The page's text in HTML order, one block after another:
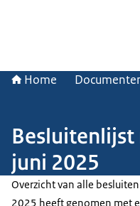
Home
juni 2025
Overzicht van alle
2025 heeft genomen met